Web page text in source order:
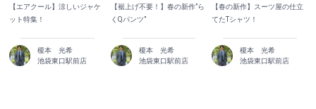
【エアクール】涼しいジャケ
ット特集！
榎本 光希
池袋東口駅前店
【裾上げ不要！】春の新作”ら
くQパンツ”
榎本 光希
池袋東口駅前店
【春の新作】スーツ屋の仕立
てたTシャツ！
榎本 光希
池袋東口駅前店